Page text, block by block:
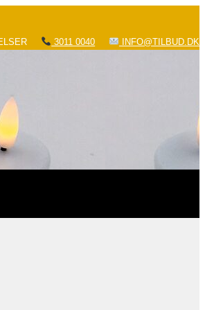
3011 0040 INFO@TILBUD.DK